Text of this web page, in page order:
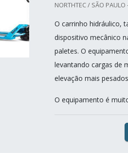
NORTHTEC / SÃO PAULO
O carrinho hidráulico,
dispositivo mecânico
paletes. O
levantando cargas de
elevação mais
O equipamento é